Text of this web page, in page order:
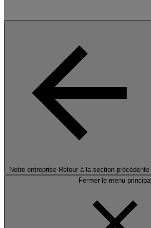
Notre entreprise Retour à la section précédente
Fermer le menu principal